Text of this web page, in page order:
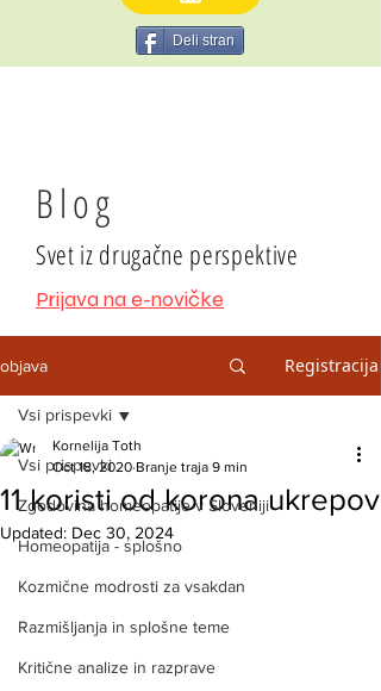
Deli stran
Blog
Svet iz drugačne perspektive
Prijava na e-novičke
objava Registracija
Vsi prispevki
Zgodovina homeopatije v Sloveniji
Homeopatija - splošno
Kozmične modrosti za vsakdan
Razmišljanja in splošne teme
Kritične analize in razprave
Vsi prispevki
11 koristi od korona ukrepov
Kornelija Toth
Oct 18, 2020 Branje traja 9 min
Updated: Dec 30, 2024